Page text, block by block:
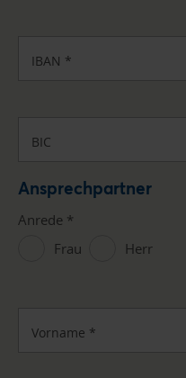
IBAN *
BIC
Ansprechpartner
Anrede *
Frau
Herr
Vorname *